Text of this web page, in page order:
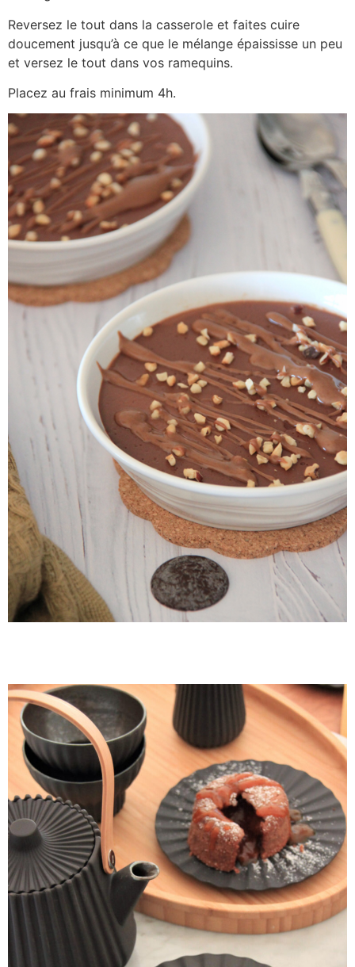
Reversez le tout dans la casserole et faites cuire
doucement jusqu’à ce que le mélange épaississe un peu
et versez le tout dans vos ramequins.
Placez au frais minimum 4h.